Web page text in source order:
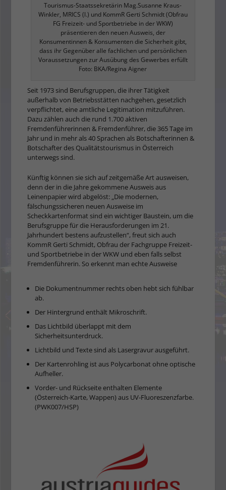
Tourismus-Staatssekretärin Mag.Susanne Kraus-
Winkler, MRICS (l.) und KommR Gerti Schmidt (Obfrau
FG Freizeit- und Sportbetriebe in der WKW)
präsentieren den neuen Ausweis, der
Konsumentinnen & Konsumenten die Sicherheit gibt,
dass ihr Gegenüber alle fachlichen und persönlichen
Voraussetzungen zur Ausübung des Gewerbes erfüllt
Foto: BKA/Regina Aigner
Seit 1973 sind Berufsgruppen, die ihrer Tätigkeit
außerhalb von Betriebsstätten nachgehen, gesetzlich
verpflichtet, eine amtliche Legitimation mitzuführen.
Dazu zählen auch die rund 1.700 aktiven
Fremdenführerinnen & Fremdenführer, die 365 Tage im
Jahr und in mehr als 40 Sprachen als Botschafterinnen &
Botschafter des Qualitätstourismus in Österreich
unterwegs sind.
Künftig können sie sich auf zeitgemäße Art ausweisen,
denn der in die Jahre gekommene Ausweis aus
Leinenpapier wird abgelöst: „Die modernen,
fälschungssicheren neuen Ausweise im
Scheckkartenformat sind ein wichtiger Baustein, um die
Berufsgruppe für die Herausforderungen im 21.
Jahrhundert bestens aufzustellen“, freut sich auch
KommR Gerti Schmidt, Obfrau der Fachgruppe Freizeit-
und Sportbetriebe in der WKW und eben falls selbst
Fremdenführerin. So erkennt man echte Ausweise
Die Dokumentnummer rechts oben hebt sich fühlbar
ab.
Der Hintergrund enthält Mikroschrift.
Das Lichtbild überlappt mit dem
Sicherheitsunterdruck.
Lichtbild und Texte sind als Lasergravur ausgeführt.
Der Kartenrohling ist aus Polycarbonat ohne optische
Aufheller.
Vorder- und Rückseite enthalten Elemente
(Österreich-Karte, Wappen) aus UV-Fluoreszenzfarbe.
(PWK007/HSP)